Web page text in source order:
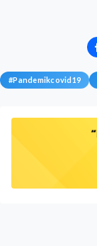
#Pandemikcovid19